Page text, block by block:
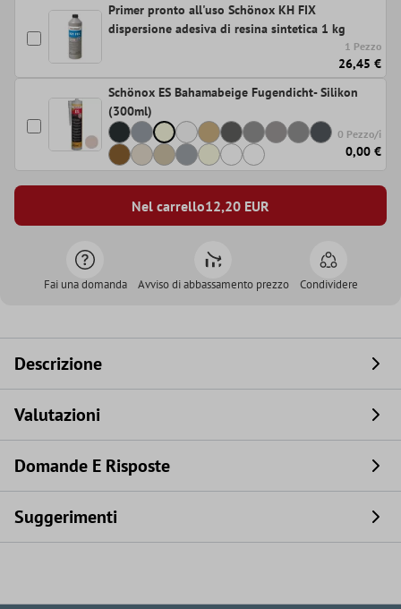
Primer pronto all'uso Schönox KH FIX
dispersione adesiva di resina sintetica 1 kg
1 Pezzo
26,45 €
Schönox ES Bahamabeige Fugendicht- Silikon
(300ml)
0 Pezzo/i
0,00 €
Nel carrello12,20 EUR
Fai una domanda Avviso di abbassamento prezzo Condividere
Descrizione
Valutazioni
Domande E Risposte
Suggerimenti